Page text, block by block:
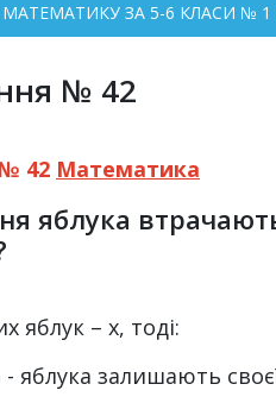
ЗА 5-6 КЛАСИ № 1
№ 42
№ 42 Математика
яблука
яблук – х, тоді:
- яблука залишають